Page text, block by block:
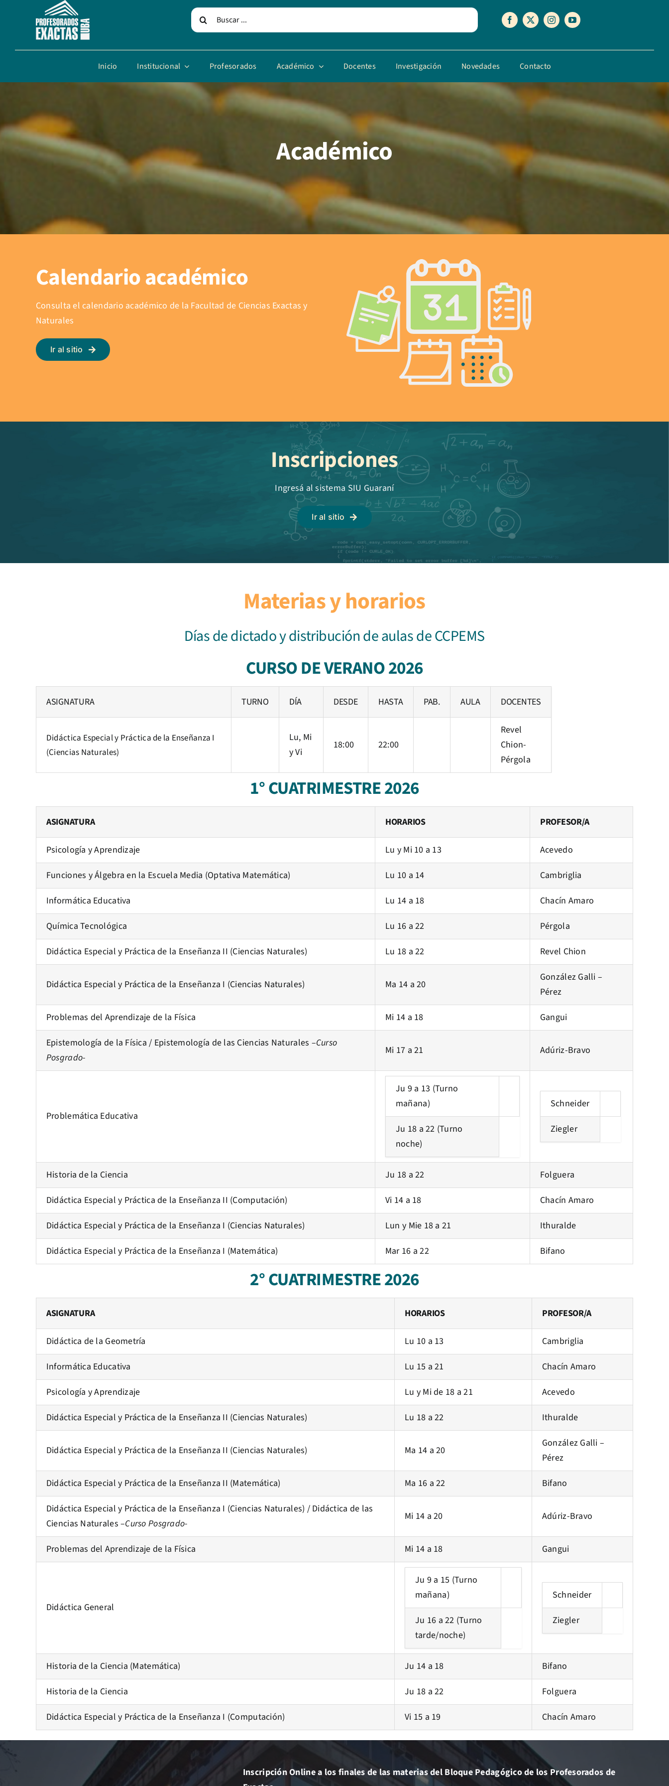
Search
for:
Inicio Institucional Profesorados Académico Docentes Investigación Novedades Contacto
Académico
Calendario académico
Consulta el calendario académico de la Facultad de Ciencias Exactas y
Naturales
Ir al sitio
Inscripciones
Ingresá al sistema SIU Guaraní
Ir al sitio
Materias y horarios
Días de dictado y distribución de aulas de CCPEMS
CURSO DE VERANO 2026
ASIGNATURA TURNO DÍA DESDE HASTA PAB. AULA DOCENTES
Didáctica Especial y Práctica de la Enseñanza I
(Ciencias Naturales)
Lu, Mi
y Vi
18:00 22:00
Revel
Chion-
Pérgola
1° CUATRIMESTRE 2026
ASIGNATURA HORARIOS PROFESOR/A
Psicología y Aprendizaje Lu y Mi 10 a 13 Acevedo
Funciones y Álgebra en la Escuela Media (Optativa Matemática) Lu 10 a 14 Cambriglia
Informática Educativa Lu 14 a 18 Chacín Amaro
Química Tecnológica Lu 16 a 22 Pérgola
Didáctica Especial y Práctica de la Enseñanza II (Ciencias Naturales) Lu 18 a 22 Revel Chion
Didáctica Especial y Práctica de la Enseñanza I (Ciencias Naturales) Ma 14 a 20
González Galli –
Pérez
Problemas del Aprendizaje de la Física Mi 14 a 18 Gangui
Epistemología de la Física / Epistemología de las Ciencias Naturales –Curso
Posgrado-
Mi 17 a 21 Adúriz-Bravo
Problemática Educativa
Ju 9 a 13 (Turno
mañana)
Ju 18 a 22 (Turno
noche)
Schneider
Ziegler
Historia de la Ciencia Ju 18 a 22 Folguera
Didáctica Especial y Práctica de la Enseñanza II (Computación) Vi 14 a 18 Chacín Amaro
Didáctica Especial y Práctica de la Enseñanza I (Ciencias Naturales) Lun y Mie 18 a 21 Ithuralde
Didáctica Especial y Práctica de la Enseñanza I (Matemática) Mar 16 a 22 Bifano
2° CUATRIMESTRE 2026
ASIGNATURA HORARIOS PROFESOR/A
Didáctica de la Geometría Lu 10 a 13 Cambriglia
Informática Educativa Lu 15 a 21 Chacín Amaro
Psicología y Aprendizaje Lu y Mi de 18 a 21 Acevedo
Didáctica Especial y Práctica de la Enseñanza II (Ciencias Naturales) Lu 18 a 22 Ithuralde
Didáctica Especial y Práctica de la Enseñanza II (Ciencias Naturales) Ma 14 a 20
González Galli –
Pérez
Didáctica Especial y Práctica de la Enseñanza II (Matemática) Ma 16 a 22 Bifano
Didáctica Especial y Práctica de la Enseñanza I (Ciencias Naturales) / Didáctica de las
Ciencias Naturales –Curso Posgrado-
Mi 14 a 20 Adúriz-Bravo
Problemas del Aprendizaje de la Física Mi 14 a 18 Gangui
Didáctica General
Ju 9 a 15 (Turno
mañana)
Ju 16 a 22 (Turno
tarde/noche)
Schneider
Ziegler
Historia de la Ciencia (Matemática) Ju 14 a 18 Bifano
Historia de la Ciencia Ju 18 a 22 Folguera
Didáctica Especial y Práctica de la Enseñanza I (Computación) Vi 15 a 19 Chacín Amaro
Inscripción Online a los finales de las materias del Bloque Pedagógico de los Profesorados de